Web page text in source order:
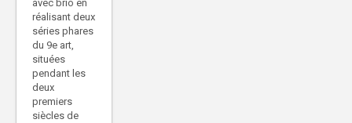
avec brio en
réalisant deux
séries phares
du 9e art,
situées
pendant les
deux
premiers
siècles de